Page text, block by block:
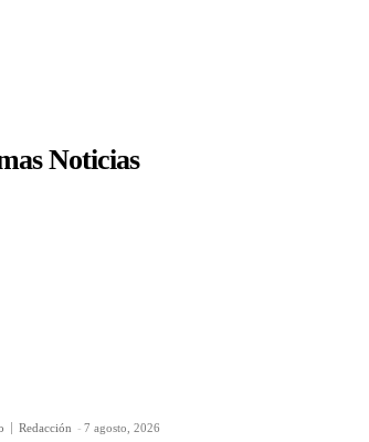
Noticias
Redacción - 7 agosto, 2026